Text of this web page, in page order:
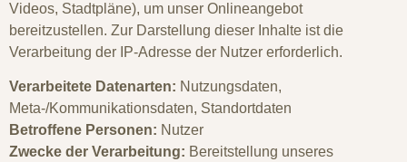
Videos, Stadtpläne), um unser Onlineangebot
bereitzustellen. Zur Darstellung dieser Inhalte ist die
Verarbeitung der IP-Adresse der Nutzer erforderlich.
Verarbeitete Datenarten: Nutzungsdaten,
Meta-/Kommunikationsdaten, Standortdaten
Betroffene Personen: Nutzer
Zwecke der Verarbeitung: Bereitstellung unseres